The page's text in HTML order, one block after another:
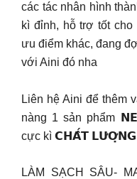
các tác nhân hình
kì đỉnh, hỗ trợ tốt
ưu điểm khác, đang
với Aini đó nha
Liên hệ Aini để thêm
nàng 1 sản phẩm
cực kì 𝗖𝗛𝗔̂́𝗧 𝗟𝗨̛𝗢̛̣𝗡𝗚
LÀM SẠCH SÂU-